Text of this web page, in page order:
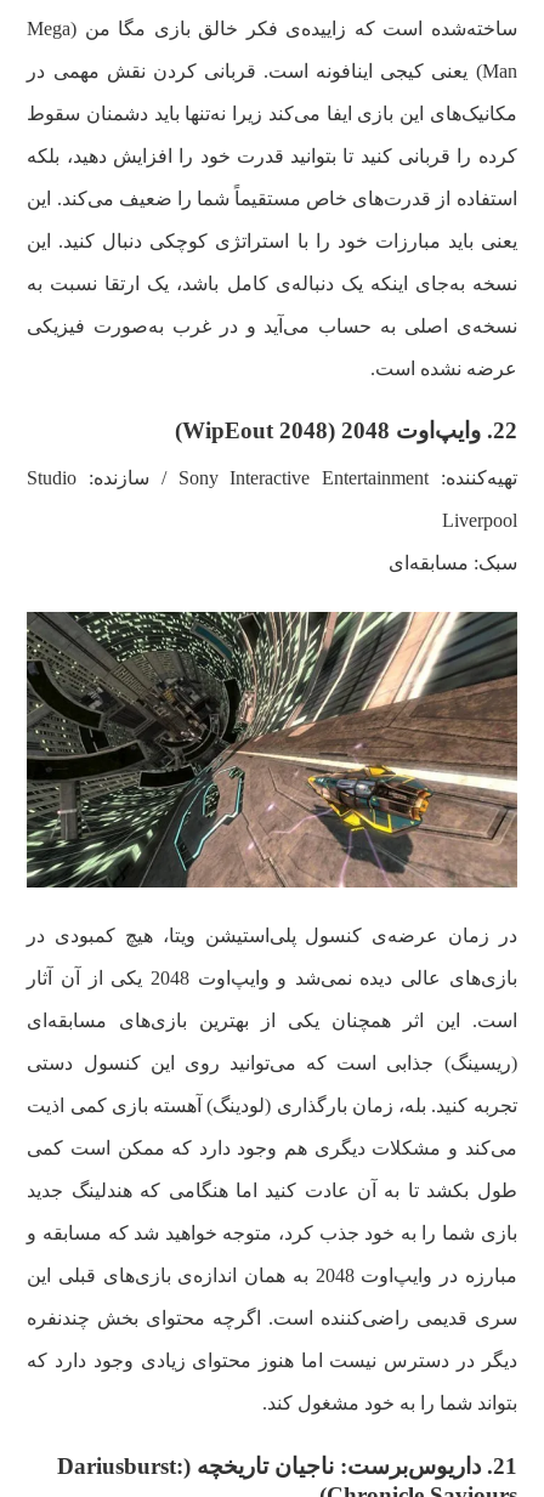
ساخته‌شده است که زاییده‌ی فکر خالق بازی مگا من (Mega
Man) یعنی کیجی اینافونه است. قربانی کردن نقش مهمی در
مکانیک‌های این بازی ایفا می‌کند زیرا نه‌تنها باید دشمنان سقوط
کرده را قربانی کنید تا بتوانید قدرت خود را افزایش دهید، بلکه
استفاده از قدرت‌های خاص مستقیماً شما را ضعیف می‌کند. این
یعنی باید مبارزات خود را با استراتژی کوچکی دنبال کنید. این
نسخه به‌جای اینکه یک دنباله‌ی کامل باشد، یک ارتقا نسبت به
نسخه‌ی اصلی به حساب می‌آید و در غرب به‌صورت فیزیکی
عرضه نشده است.
22. وایپ‌اوت 2048 ( WipEout 2048
)
تهیه‌کننده:Sony Interactive Entertainment / سازنده: Studio
Liverpool
سبک: مسابقه‌ای
در زمان عرضه‌ی کنسول پلی‌استیشن ویتا، هیچ کمبودی در
بازی‌های عالی دیده نمی‌شد و وایپ‌اوت 2048 یکی از آن آثار
است. این اثر همچنان یکی از بهترین بازی‌های مسابقه‌ای
(ریسینگ) جذابی است که می‌توانید روی این کنسول دستی
تجربه کنید. بله، زمان‌ بارگذاری (لودینگ‌) آهسته بازی کمی اذیت
می‌کند و مشکلات دیگری هم وجود دارد که ممکن است کمی
طول بکشد تا به آن عادت کنید اما هنگامی که هندلینگ جدید
بازی شما را به خود جذب کرد، متوجه خواهید شد که مسابقه و
مبارزه در وایپ‌اوت 2048 به همان اندازه‌ی بازی‌های قبلی این
سری قدیمی راضی‌کننده است. اگرچه محتوای بخش چندنفره
دیگر در دسترس نیست اما هنوز محتوای زیادی وجود دارد که
بتواند شما را به خود مشغول کند.
21. داریوس‌برست: ناجیان تاریخچه (Dariusburst: